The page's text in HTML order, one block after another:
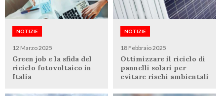
NOTIZIE
12 Marzo 2025
Green job e la sfida del
riciclo fotovoltaico in
Italia
NOTIZIE
18 Febbraio 2025
Ottimizzare il riciclo di
pannelli solari per
evitare rischi ambientali